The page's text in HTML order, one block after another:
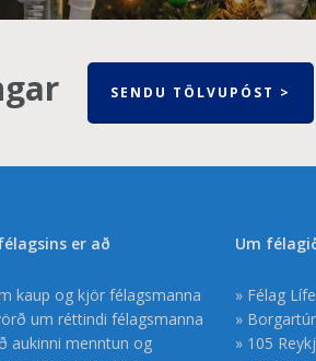
SENDU TÖLVUPÓST >
er að
kaup og kjör félagsmanna
um réttindi félagsmanna
aukinni menntun og
Um
» Félag
»
» 105